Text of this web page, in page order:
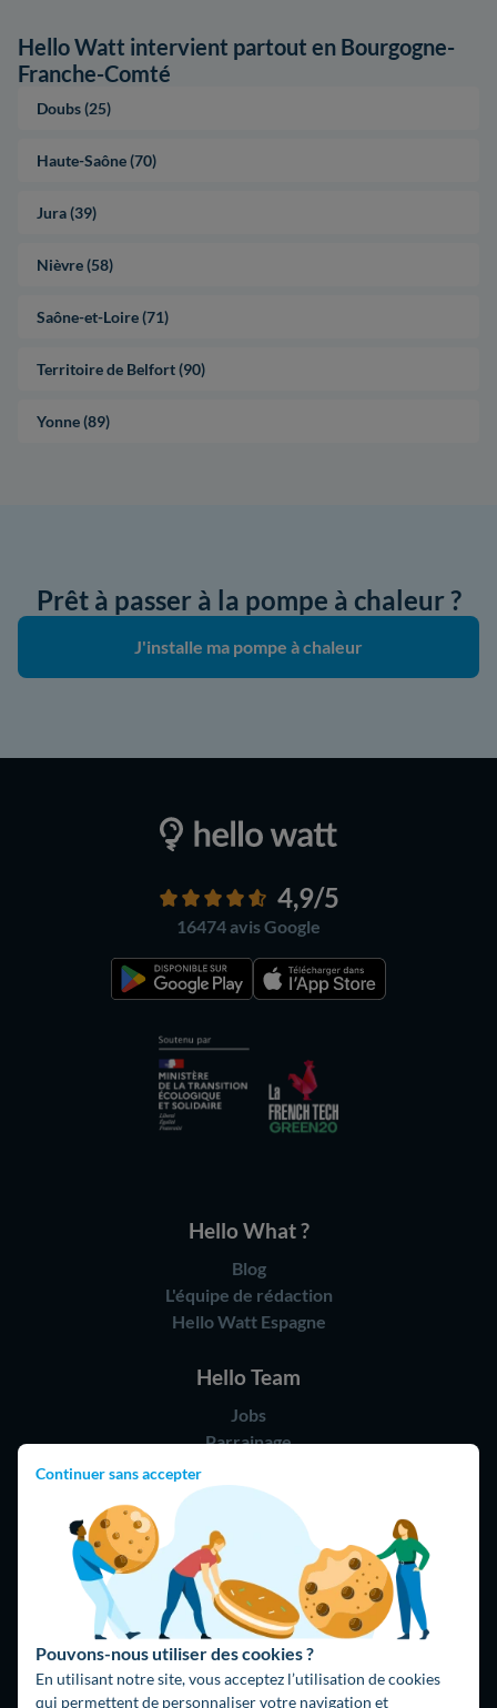
Continuer sans accepter
Pouvons-nous utiliser des cookies ?
En utilisant notre site, vous acceptez l’utilisation de cookies
qui permettent de personnaliser votre navigation et
Hello Watt intervient partout en Bourgogne-
Franche-Comté
Doubs (25)
Haute-Saône (70)
Jura (39)
Nièvre (58)
Saône-et-Loire (71)
Territoire de Belfort (90)
Yonne (89)
Prêt à passer à la pompe à chaleur ?
J'installe ma pompe à chaleur
4,9/5
16474 avisGoogle
Hello What ?
Blog
L'équipe de rédaction
Hello Watt Espagne
Hello Team
Jobs
Parrainage
Rejoindre notre réseau d'artisans
09 75 18 60 60
(8h-21h)
75018 Paris